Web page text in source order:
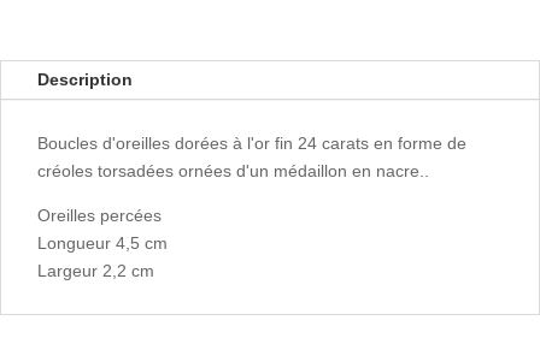
Description
Boucles d'oreilles dorées à l'or fin 24 carats en forme de
créoles torsadées ornées d'un médaillon en nacre..
Oreilles percées
Longueur 4,5 cm
Largeur 2,2 cm